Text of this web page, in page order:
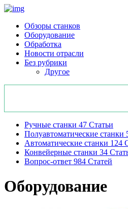
Обзоры станков
Оборудование
Обработка
Новости отрасли
Без рубрики
Другое
Ручные станки 47 Статьи
Полуавтоматические станки
Автоматические станки 124
Конвейерные станки 34
Вопрос-ответ 984 Статей
Оборудование